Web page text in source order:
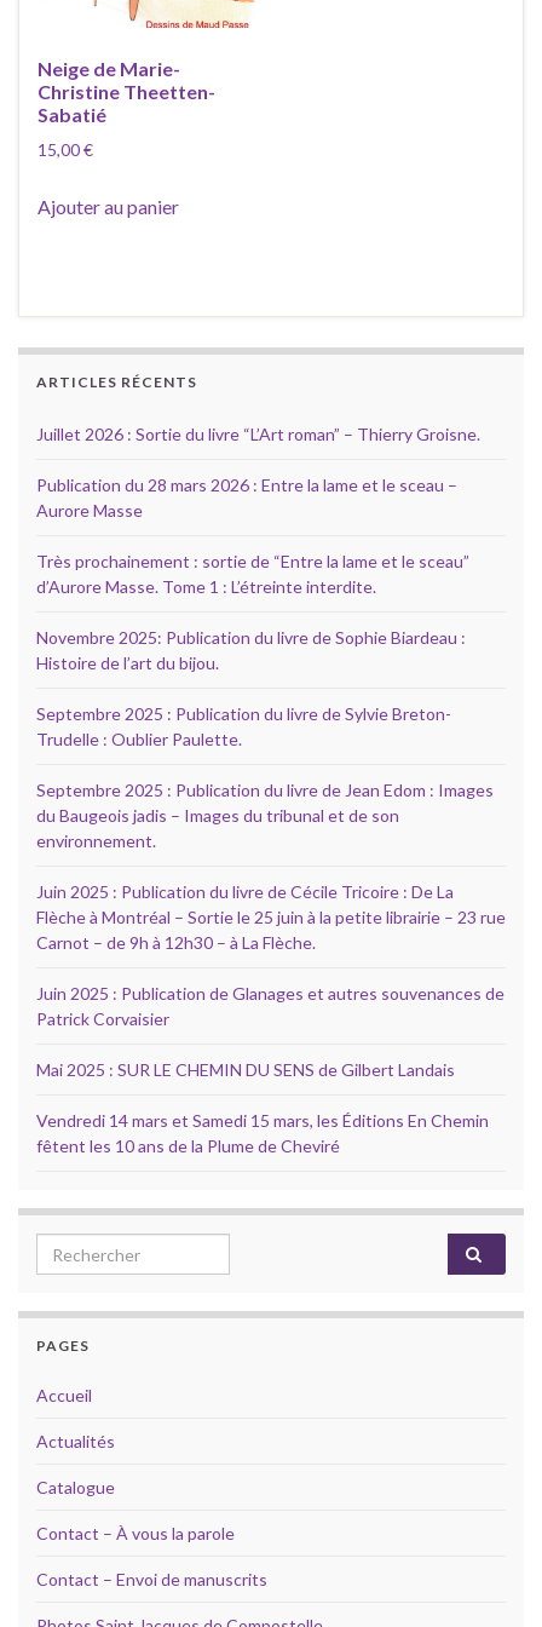
Neige de Marie-
Christine Theetten-
Sabatié
15,00€
Ajouter au panier
ARTICLES RÉCENTS
Juillet 2026 : Sortie du livre “L’Art roman” – Thierry Groisne.
Publication du 28 mars 2026 : Entre la lame et le sceau –
Aurore Masse
Très prochainement : sortie de “Entre la lame et le sceau”
d’Aurore Masse. Tome 1 : L’étreinte interdite.
Novembre 2025: Publication du livre de Sophie Biardeau :
Histoire de l’art du bijou.
Septembre 2025 : Publication du livre de Sylvie Breton-
Trudelle : Oublier Paulette.
Septembre 2025 : Publication du livre de Jean Edom : Images
du Baugeois jadis – Images du tribunal et de son
environnement.
Juin 2025 : Publication du livre de Cécile Tricoire : De La
Flèche à Montréal – Sortie le 25 juin à la petite librairie – 23 rue
Carnot – de 9h à 12h30 – à La Flèche.
Juin 2025 : Publication de Glanages et autres souvenances de
Patrick Corvaisier
Mai 2025 : SUR LE CHEMIN DU SENS de Gilbert Landais
Vendredi 14 mars et Samedi 15 mars, les Éditions En Chemin
fêtent les 10 ans de la Plume de Cheviré
Search for:
PAGES
Accueil
Actualités
Catalogue
Contact – À vous la parole
Contact – Envoi de manuscrits